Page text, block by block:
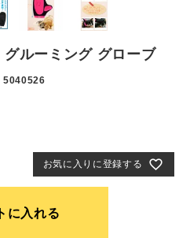
ルーミング グローブ
5040526
お気に入りに登録する
に入れる